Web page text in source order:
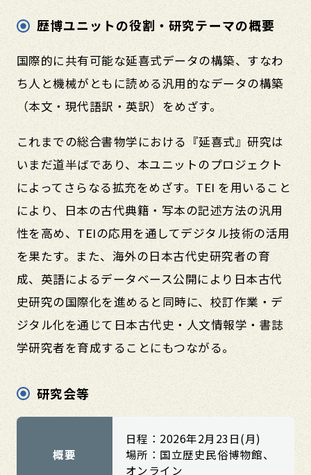
歴博ユニットの役割・研究テーマの概要
国際的に共有可能な延喜式データの構築、すなわ
ち人と機械がともに読める汎用的なデータの構築
（本文・現代語訳・英訳）をめざす。
これまでの総合書物学における『延喜式』研究は
いまだ道半ばであり、本ユニットのプロジェクト
によってさらなる拡充をめざす。TEI を用いること
により、日本の古代典籍・写本の記述方法の汎用
性を高め、TEIの応用を通してデジタル技術の活用
を果たす。また、海外の日本古代史研究者の育
成、英語によるデータベース公開により日本古代
史研究の国際化を進めると同時に、校訂作業・デ
ジタル化を通じて日本古代史・人文情報学・書誌
学研究者を育成することにもつながる。
研究会等
概要
日程：2026年2月23日(月)
場所：国立歴史民俗博物館、
オンライン